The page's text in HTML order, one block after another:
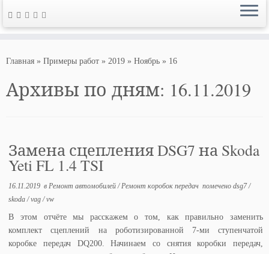
Главная » Примеры работ » 2019 » Ноябрь » 16
Архивы по дням: 16.11.2019
Замена сцепления DSG7 на Skoda
Yeti FL 1.4 TSI
16.11.2019 в Ремонт автомобилей/ Ремонт коробок передач помеченоdsg7/
skoda/vag/vw
В этом отчёте мы расскажем о том, как правильно заменить
комплект сцеплений на роботизированной 7-ми ступенчатой
коробке передач DQ200. Начинаем со снятия коробки передач,